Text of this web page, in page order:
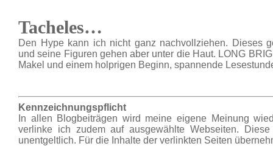
Tacheles…
Den Hype kann ich nicht ganz nachvollziehen. Dieses
und seine Figuren gehen aber unter die Haut. LONG
Makel und einem holprigen Beginn, spannende
Kennzeichnungspflicht
In allen Blogbeiträgen wird meine eigene Meinung
verlinke ich zudem auf ausgewählte Webseiten.
unentgeltlich. Für die Inhalte der verlinkten Seiten